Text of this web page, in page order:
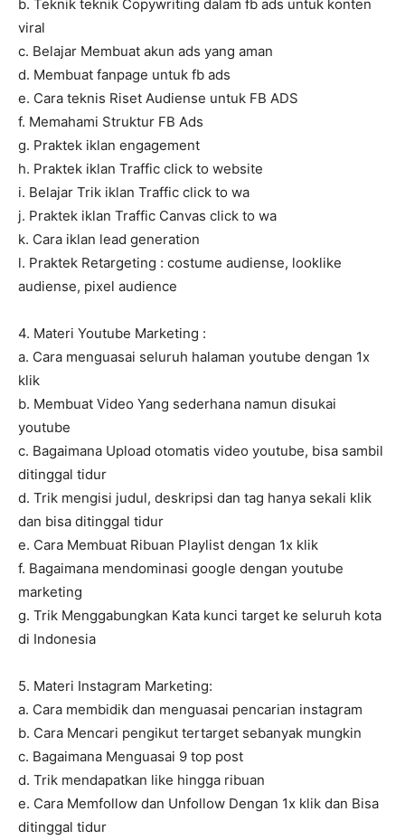
b. Teknik teknik Copywriting dalam fb ads untuk konten
viral
c. Belajar Membuat akun ads yang aman
d. Membuat fanpage untuk fb ads
e. Cara teknis Riset Audiense untuk FB ADS
f. Memahami Struktur FB Ads
g. Praktek iklan engagement
h. Praktek iklan Traffic click to website
i. Belajar Trik iklan Traffic click to wa
j. Praktek iklan Traffic Canvas click to wa
k. Cara iklan lead generation
l. Praktek Retargeting : costume audiense, looklike
audiense, pixel audience
4. Materi Youtube Marketing :
a. Cara menguasai seluruh halaman youtube dengan 1x
klik
b. Membuat Video Yang sederhana namun disukai
youtube
c. Bagaimana Upload otomatis video youtube, bisa sambil
ditinggal tidur
d. Trik mengisi judul, deskripsi dan tag hanya sekali klik
dan bisa ditinggal tidur
e. Cara Membuat Ribuan Playlist dengan 1x klik
f. Bagaimana mendominasi google dengan youtube
marketing
g. Trik Menggabungkan Kata kunci target ke seluruh kota
di Indonesia
5. Materi Instagram Marketing:
a. Cara membidik dan menguasai pencarian instagram
b. Cara Mencari pengikut tertarget sebanyak mungkin
c. Bagaimana Menguasai 9 top post
d. Trik mendapatkan like hingga ribuan
e. Cara Memfollow dan Unfollow Dengan 1x klik dan Bisa
ditinggal tidur